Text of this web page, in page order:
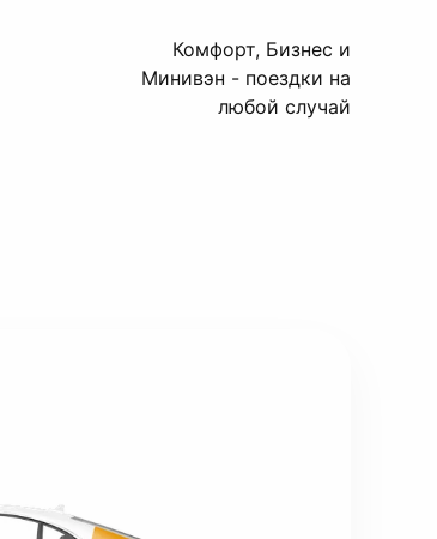
Комфорт, Бизнес и
Минивэн - поездки на
любой случай